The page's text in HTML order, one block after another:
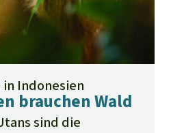
Indonesien
brauchen Wald
sind die